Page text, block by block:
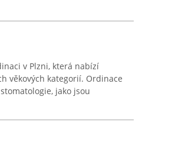
v Plzni, která nabízí
věkových kategorií. Ordinace
jako jsou